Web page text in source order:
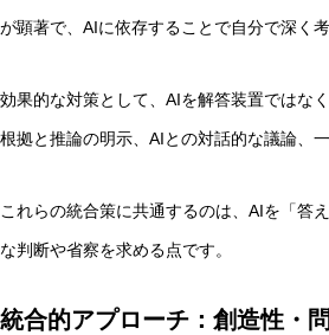
が顕著で、AIに依存することで自分で深く
効果的な対策として、AIを解答装置ではな
根拠と推論の明示、AIとの対話的な議論、
これらの統合策に共通するのは、AIを「答
な判断や省察を求める点です。
統合的アプローチ：創造性・